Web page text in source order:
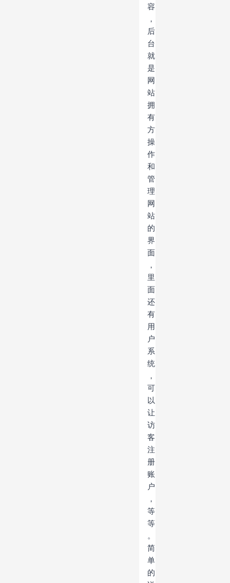
容
，
后
台
就
是
网
站
拥
有
方
操
作
和
管
理
网
站
的
界
面
，
里
面
还
有
用
户
系
统
，
可
以
让
访
客
注
册
账
户
，
等
等
。
简
单
的